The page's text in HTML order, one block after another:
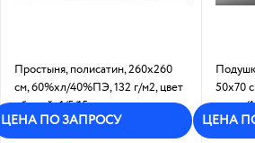
Простыня, полисатин, 260х260
см, 60%хл/40%ПЭ, 132 г/м2, цвет
- белый: 1/5/15
ЦЕНА ПО ЗАПРОСУ
50х70
гладь
ЦЕНА